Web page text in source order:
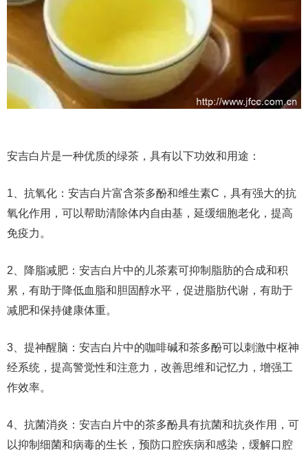
安吉白片是一种优质的绿茶，具有以下功效和用途：
1、抗氧化：安吉白片富含茶多酚和维生素C，具有强大的抗
氧化作用，可以帮助清除体内自由基，延缓细胞老化，提高
免疫力。
2、降脂减肥：安吉白片中的儿茶素可抑制脂肪的合成和积
累，有助于降低血脂和胆固醇水平，促进脂肪代谢，有助于
减肥和保持健康体重。
3、提神醒脑：安吉白片中的咖啡碱和茶多酚可以刺激中枢神
经系统，提高警觉性和注意力，改善思维和记忆力，增强工
作效率。
4、抗菌消炎：安吉白片中的茶多酚具有抗菌和抗炎作用，可
以抑制细菌和病毒的生长，预防口腔疾病和感染，缓解口腔